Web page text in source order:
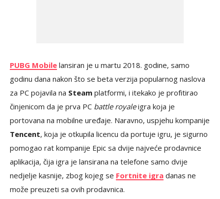
PUBG Mobile lansiran je u martu 2018. godine, samo
godinu dana nakon što se beta verzija popularnog naslova
za PC pojavila na Steam platformi, i itekako je profitirao
činjenicom da je prva PC battle royaleigra koja je
portovana na mobilne uređaje. Naravno, uspjehu kompanije
Tencent, koja je otkupila licencu da portuje igru, je sigurno
pomogao rat kompanije Epic sa dvije najveće prodavnice
aplikacija, čija igra je lansirana na telefone samo dvije
nedjelje kasnije, zbog kojeg se Fortnite igra danas ne
može preuzeti sa ovih prodavnica.